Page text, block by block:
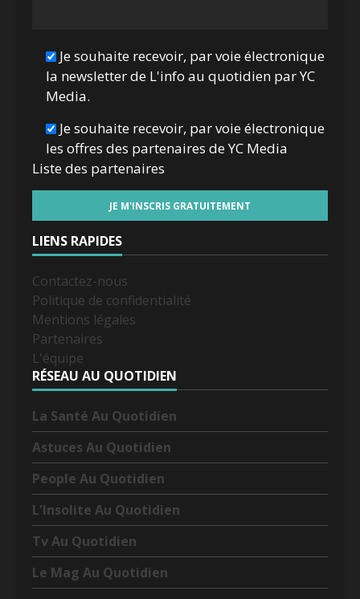
Je souhaite recevoir, par voie électronique
la newsletter de L'info au quotidien par YC
Media.
Je souhaite recevoir, par voie électronique
les offres des partenaires de YC Media
Liste des partenaires
LIENS RAPIDES
Contactez-nous
Politique de confidentialité
Mentions légales
Partenaires
L'équipe
RÉSEAU AU QUOTIDIEN
La Santé Au Quotidien
Astuces Au Quotidien
People Au Quotidien
L'Insolite Au Quotidien
Tv Au Quotidien
Le Mag Au Quotidien